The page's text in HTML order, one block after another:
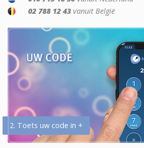
02 788 12 43 vanuit België
2. Toets uw code in +